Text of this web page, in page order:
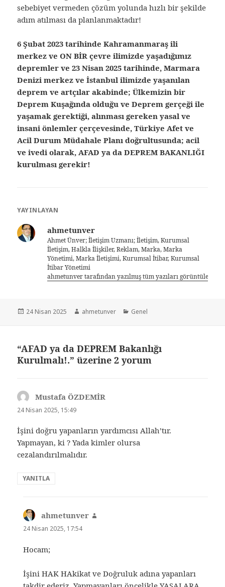
sebebiyet vermeden çözüm yolunda hızlı bir şekilde
adım atılması da planlanmaktadır!
6 Şubat 2023 tarihinde Kahramanmaraş ili
merkez ve ON BİR çevre ilimizde yaşadığımız
depremler ve 23 Nisan 2025 tarihinde, Marmara
Denizi merkez ve İstanbul ilimizde yaşanılan
deprem ve artçılar akabinde; Ülkemizin bir
Deprem Kuşağında olduğu ve Deprem gerçeği ile
yaşamak gerektiği, alınması gereken yasal ve
insani önlemler çerçevesinde, Türkiye Afet ve
Acil Durum Müdahale Planı doğrultusunda; acil
ve ivedi olarak, AFAD ya da DEPREM BAKANLIĞI
kurulması gerekir!
YAYINLAYAN
ahmetunver
Ahmet Ünver; İletişim Uzmanı; İletişim, Kurumsal
İletişim, Halkla İlişkiler, Reklam, Marka, Marka
Yönetimi, Marka İletişimi, Kurumsal İtibar, Kurumsal
İtibar Yönetimi
ahmetunver tarafından yazılmış tüm yazıları görüntüle
24 Nisan 2025 ahmetunver Genel
“AFAD ya da DEPREM Bakanlığı
Kurulmalı!.” üzerine 2 yorum
Mustafa ÖZDEMİR
24 Nisan 2025, 15:49
İşini doğru yapanların yardımcısı Allah’tır.
Yapmayan, ki ? Yada kimler olursa
cezalandırılmalıdır.
YANITLA
ahmetunver
24 Nisan 2025, 17:54
Hocam;
İşini HAK HAkikat ve Doğruluk adına yapanları